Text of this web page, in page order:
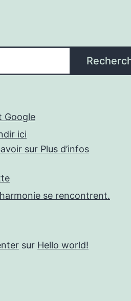
Google
ici
sur Plus d’infos
se rencontrent.
sur Hello world!